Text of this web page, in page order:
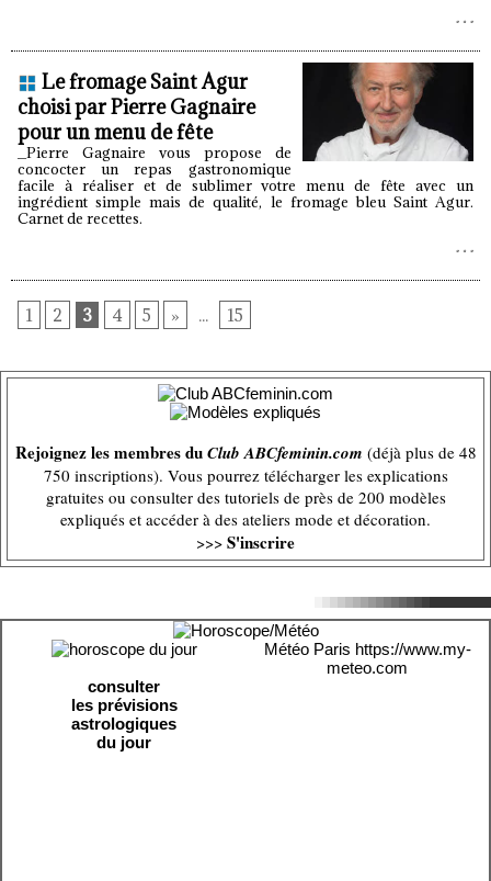
Le fromage Saint Agur
choisi par Pierre Gagnaire
pour un menu de fête
_Pierre Gagnaire vous propose de
concocter un repas gastronomique
facile à réaliser et de sublimer votre menu de fête avec un
ingrédient simple mais de qualité, le fromage bleu Saint Agur.
Carnet de recettes.
1 2 3 4 5 » ... 15
Rejoignez les membres duClub ABCfeminin.com (déjà plus de 48
750 inscriptions). Vous pourrez télécharger les explications
gratuites ou consulter des tutoriels de près de 200 modèles
expliqués et accéder à des ateliers mode et décoration.
>>> S'inscrire
consulter
les prévisions
astrologiques
du jour
Météo Paris https://www.my-
meteo.com